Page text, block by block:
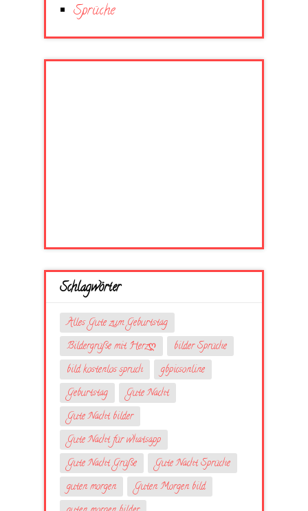
Sprüche
Schlagwörter
Alles Gute zum Geburtstag
Bildergrüße mit Herzღ
bilder Sprüche
bild kostenlos spruch
gbpicsonline
Geburtstag
Gute Nacht
Gute Nacht bilder
Gute Nacht für whatsapp
Gute Nacht Grüße
Gute Nacht Sprüche
guten morgen
Guten Morgen bild